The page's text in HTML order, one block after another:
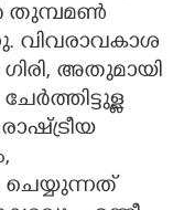
തുമ്പമൺ
വിവരാവകാശ
അതുമായി